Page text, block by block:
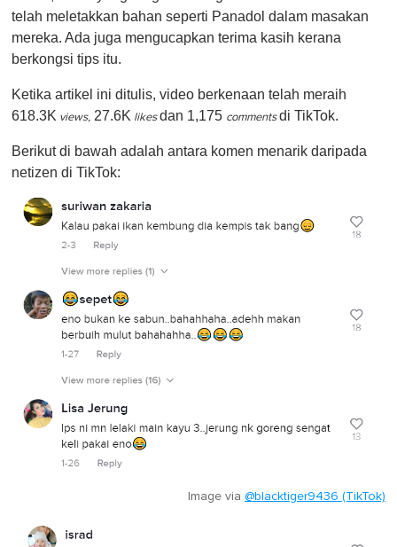
telah meletakkan bahan seperti Panadol dalam masakan
mereka. Ada juga mengucapkan terima kasih kerana
berkongsi tips itu.
Ketika artikel ini ditulis, video berkenaan telah meraih
618.3K views, 27.6K likesdan 1,175 commentsdi TikTok.
Berikut di bawah adalah antara komen menarik daripada
netizen di TikTok:
Image via @blacktiger9436 (TikTok)